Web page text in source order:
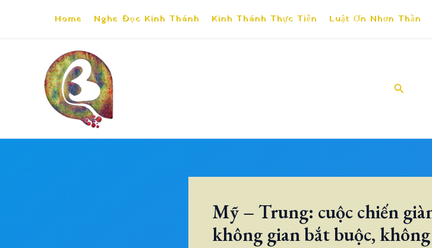
Home Nghe Đọc Kinh Thánh Kinh Thánh Thực Tiễn Luật Ơn Nhơn Thần
Search
Mỹ – Trung: cuộc chiến
không gian bắt buộc,